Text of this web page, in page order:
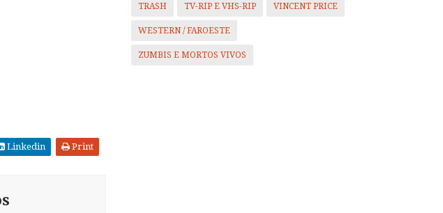
Linkedin Print
TRASH TV-RIP E VHS-RIP VINCENT PRICE
WESTERN / FAROESTE
ZUMBIS E MORTOS VIVOS